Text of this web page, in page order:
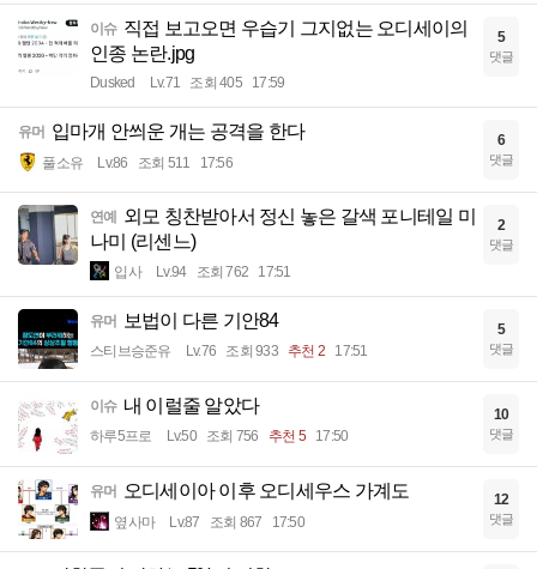
이슈 직접 보고오면 우습기 그지없는 오디세이의
인종 논란.jpg
Dusked Lv.71 조회 405 17:59
5
댓글
유머 입마개 안씌운 개는 공격을 한다
풀소유 Lv.86 조회 511 17:56
6
댓글
연예
외모 칭찬받아서 정신 놓은 갈색 포니테일 미
나미 (리센느)
입사 Lv.94 조회 762 17:51
2
댓글
유머 보법이 다른 기안84
스티브승준유 Lv.76 조회 933 추천 2 17:51
5
댓글
이슈 내 이럴줄 알았다
하루5프로 Lv.50 조회 756 추천 5 17:50
10
댓글
유머 오디세이아 이후 오디세우스 가계도
옆사마 Lv.87 조회 867 17:50
12
댓글